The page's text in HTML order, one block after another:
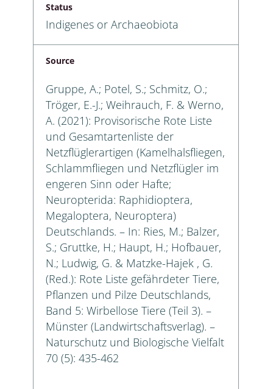
Status
Indigenes or Archaeobiota
Source
Gruppe, A.; Potel, S.; Schmitz, O.;
Tröger, E.-J.; Weihrauch, F. & Werno,
A. (2021): Provisorische Rote Liste
und Gesamtartenliste der
Netzflüglerartigen (Kamelhalsfliegen,
Schlammfliegen und Netzflügler im
engeren Sinn oder Hafte;
Neuropterida: Raphidioptera,
Megaloptera, Neuroptera)
Deutschlands. – In: Ries, M.; Balzer,
S.; Gruttke, H.; Haupt, H.; Hofbauer,
N.; Ludwig, G. & Matzke-Hajek , G.
(Red.): Rote Liste gefährdeter Tiere,
Pflanzen und Pilze Deutschlands,
Band 5: Wirbellose Tiere (Teil 3). –
Münster (Landwirtschaftsverlag). –
Naturschutz und Biologische Vielfalt
70 (5): 435-462